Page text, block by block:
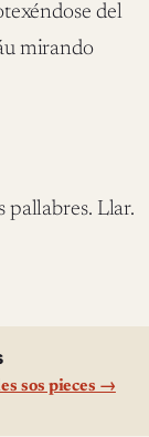
del
mirando
pallabres. Llar.
sos pieces →